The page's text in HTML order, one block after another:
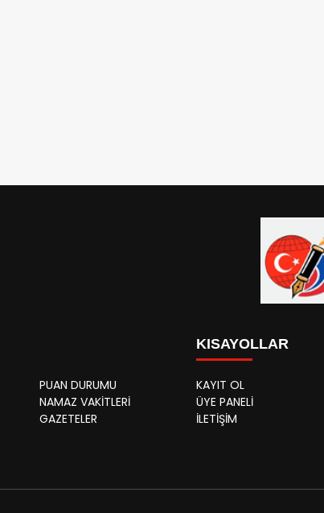
PUAN DURUMU
NAMAZ VAKİTLERİ
GAZETELER
KISAYOLLAR
KAYIT OL
ÜYE PANELİ
İLETİŞİM